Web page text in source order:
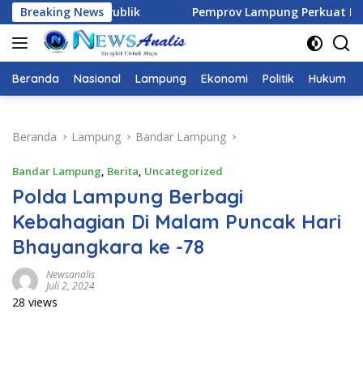
Langsung
ke
konten
Breaking News
Pemprov Lampung Perkuat Pendampingan Kabupaten
Beranda Nasional Lampung Ekonomi Politik Hukum
Beranda Lampung Bandar Lampung
Bandar Lampung, Berita, Uncategorized
Polda Lampung Berbagi
Kebahagian Di Malam Puncak Hari
Bhayangkara ke -78
Newsanalis
Juli 2, 2024
28 views